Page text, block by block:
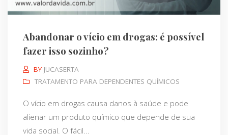
Abandonar o vício em drogas: é possível
fazer isso sozinho?
BY JUCASERTA
TRATAMENTO PARA DEPENDENTES QUÍMICOS
O vício em drogas causa danos à saúde e pode
alienar um produto químico que depende de sua
vida social. O fácil...